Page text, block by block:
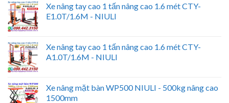
Xe nâng tay cao 1 tấn nâng cao 1.6 mét CTY-
E1.0T/1.6M - NIULI
Xe nâng tay cao 1 tấn nâng cao 1.6 mét CTY-
A1.0T/1.6M - NIULI
Xe nâng mặt bàn WP500 NIULI - 500kg nâng cao
1500mm